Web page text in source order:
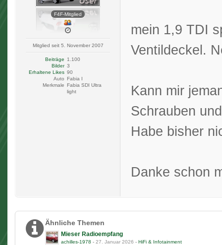
F4F-Mitglied
Mitglied seit 5. November 2007
Beiträge
1.100
Bilder 3
Erhaltene Likes 90
Auto Fabia I
Merkmale Fabia SDI Ultra
light
mein 1,9 TDI
Ventildeckel.
Kann mir
Schrauben
Habe bisher
Danke schon
Ähnliche Themen
Mieser Radioempfang
achilles-1978 - 27. Januar 2026 - HiFi & Infotainment